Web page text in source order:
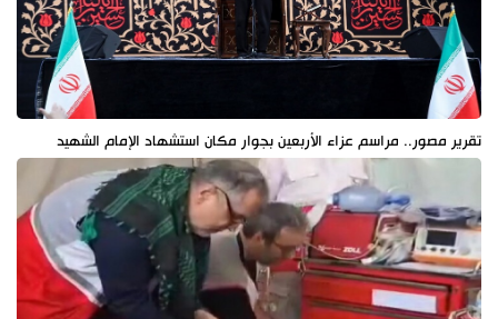
تقرير مصور.. مراسم عزاء الأربعين بجوار مكان استشهاد الإمام الشهيد